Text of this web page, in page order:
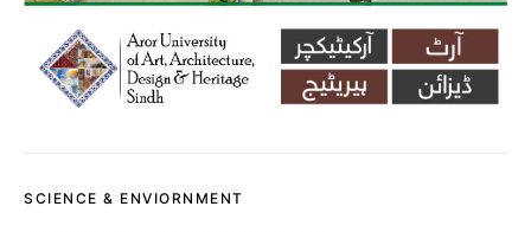
SCIENCE & ENVIORNMENT